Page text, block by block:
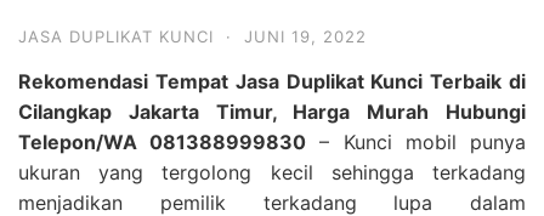
JASA DUPLIKAT KUNCI · JUNI 19, 2022
Rekomendasi Tempat Jasa Duplikat Kunci Terbaik di
Cilangkap Jakarta Timur, Harga Murah Hubungi
Telepon/WA 081388999830 – Kunci mobil punya
ukuran yang tergolong kecil sehingga terkadang
menjadikan pemilik terkadang lupa dalam